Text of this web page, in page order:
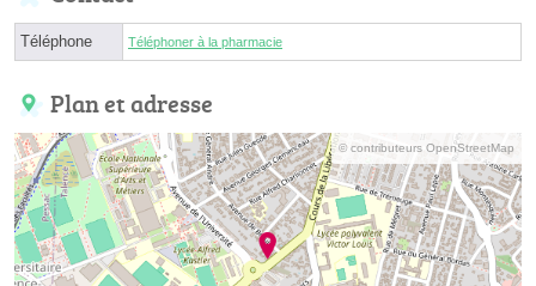
Téléphone Téléphoner à la pharmacie
Plan et adresse
© contributeurs OpenStreetMap